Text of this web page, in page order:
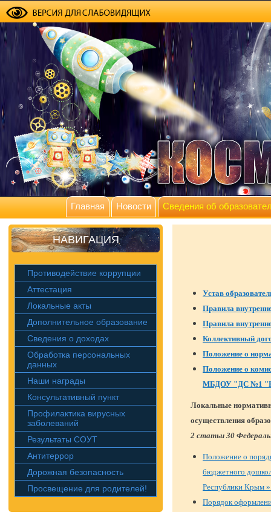
Главная Новости Сведения об
НАВИГАЦИЯ
Противодействие коррупции
Аттестация
Локальные акты
Дополнительное образование
Сведения о доходах
Обработка персональных
данных
Наши награды
Консультативный пункт
Профилактика вирусных
заболеваний
Результаты СОУТ
Антитеррор
Дорожная безопасность
Просвещение для родителей!
Устав
Правила
Правила
Коллективный
Положение о
Положение о
МБДОУ "ДС №1
Локальные
осуществления
2 статьи 30
Положение о
бюджетного
Республики Крым
Порядок